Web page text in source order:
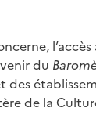
du
des
de la